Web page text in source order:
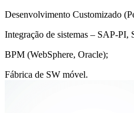
Desenvolvimento Customizado
Integração de sistemas – SAP-
BPM (WebSphere, Oracle);
Fábrica de SW móvel.